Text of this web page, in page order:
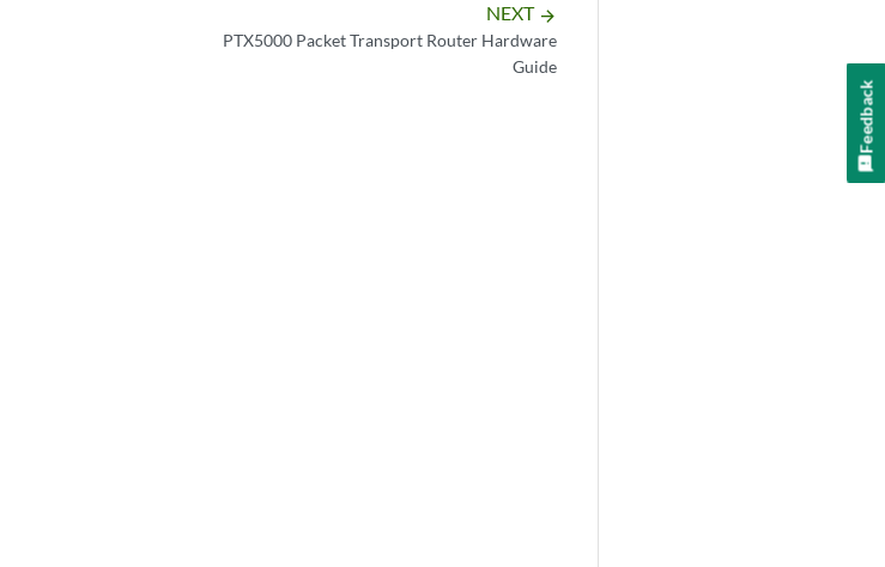
NEXT arrow_forward
PTX5000 Packet Transport Router Hardware
Guide
Feedback